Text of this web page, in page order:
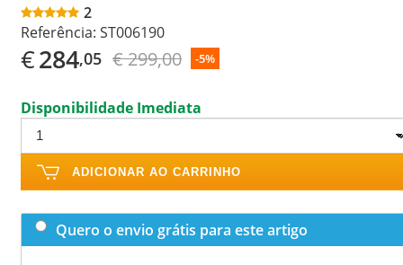
2
Referência: ST006190
€284,05 € 299,00 -5%
Disponibilidade Imediata
ADICIONAR AO CARRINHO
Quero o envio grátis para este artigo